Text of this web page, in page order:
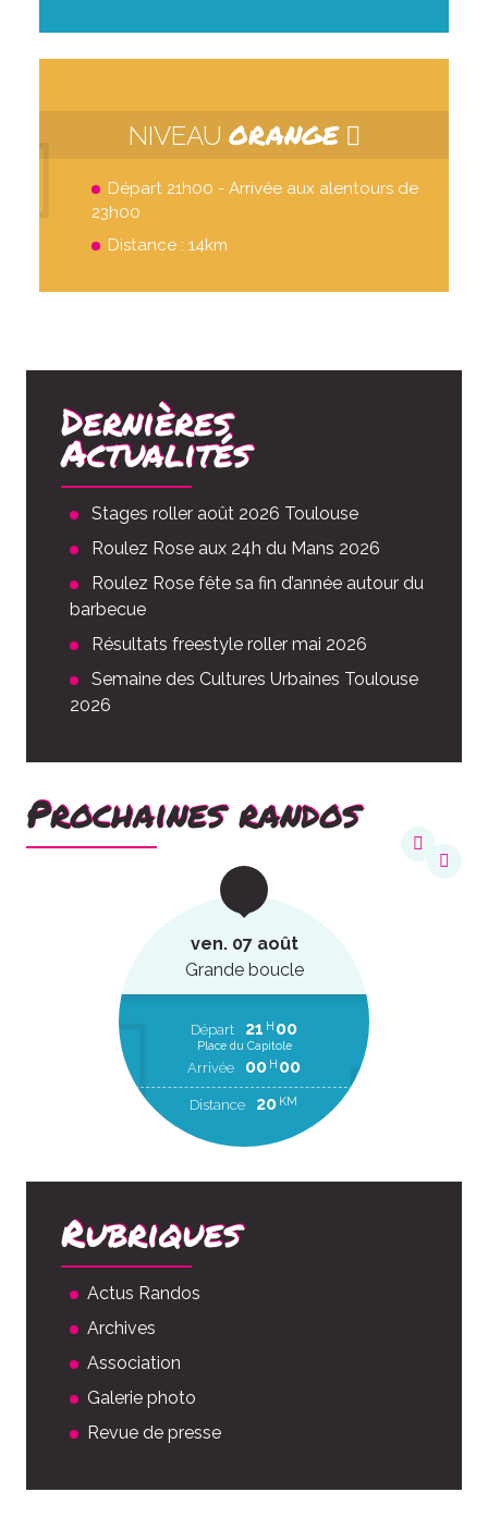
NIVEAU ORANGE
Départ 21h00 - Arrivée aux alentours de
23h00
Distance : 14km
Dernières
Actualités
Stages roller août 2026 Toulouse
Roulez Rose aux 24h du Mans 2026
Roulez Rose fête sa fin d’année autour du
barbecue
Résultats freestyle roller mai 2026
Semaine des Cultures Urbaines Toulouse
2026
Prochaines randos
ven. 07 août
Grande boucle
Départ 21 H 00
Place du Capitole
Arrivée 00 H 00
Distance 20 KM
Rubriques
Actus Randos
Archives
Association
Galerie photo
Revue de presse